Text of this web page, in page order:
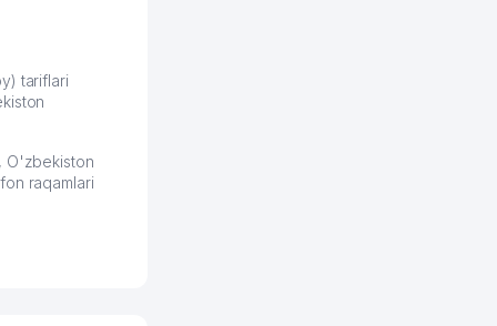
tariflari
O'zbekiston
raqamlari